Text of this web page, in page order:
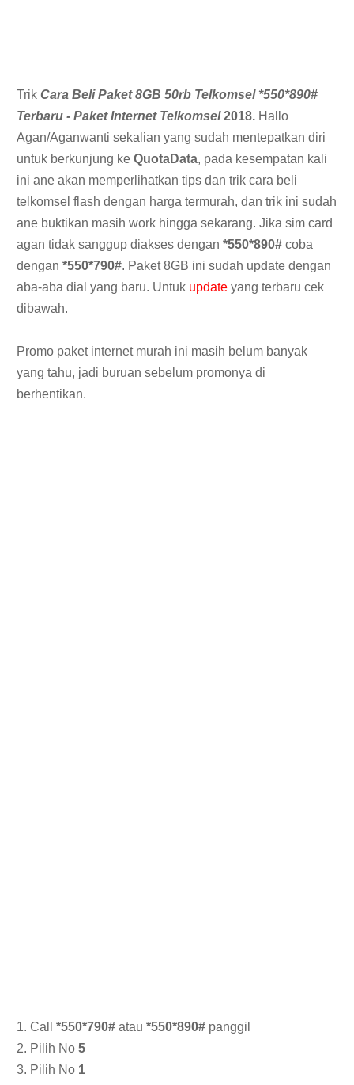
Trik Cara Beli Paket 8GB 50rb Telkomsel *550*890#
Terbaru - Paket Internet Telkomsel2018. Hallo
Agan/Aganwanti sekalian yang sudah mentepatkan diri
untuk berkunjung keQuotaData, pada kesempatan kali
ini ane akan memperlihatkan tips dan trik cara beli
telkomsel flash dengan harga termurah, dan trik ini sudah
ane buktikan masih work hingga sekarang. Jika sim card
agan tidak sanggup diakses dengan*550*890# coba
dengan*550*790#. Paket 8GB ini sudah update dengan
aba-aba dial yang baru. Untuk update yang terbaru cek
dibawah.
Promo paket internet murah ini masih belum banyak
yang tahu, jadi buruan sebelum promonya di
berhentikan.
1. Call*550*790# atau*550*890# panggil
2. Pilih No5
3. Pilih No 1